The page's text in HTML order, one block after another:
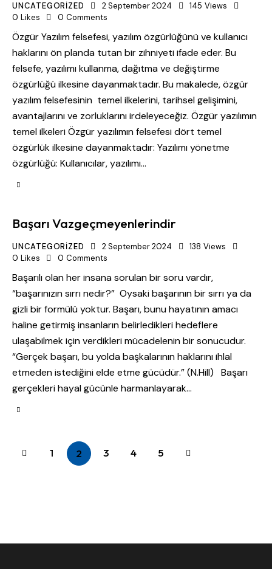
UNCATEGORIZED 2 September 2024 145 Views
0 Likes 0 Comments
Özgür Yazılım felsefesi, yazılım özgürlüğünü ve kullanıcı
haklarını ön planda tutan bir zihniyeti ifade eder. Bu
felsefe, yazılımı kullanma, dağıtma ve değiştirme
özgürlüğü ilkesine dayanmaktadır. Bu makalede, özgür
yazılım felsefesinin temel ilkelerini, tarihsel gelişimini,
avantajlarını ve zorluklarını irdeleyeceğiz. Özgür yazılımın
temel ilkeleri Özgür yazılımın felsefesi dört temel
özgürlük ilkesine dayanmaktadır: Yazılımı yönetme
özgürlüğü: Kullanıcılar, yazılımı…
Başarı Vazgeçmeyenlerindir
UNCATEGORIZED 2 September 2024 138 Views
0 Likes 0 Comments
Başarılı olan her insana sorulan bir soru vardır,
“başarınızın sırrı nedir?” Oysaki başarının bir sırrı ya da
gizli bir formülü yoktur. Başarı, bunu hayatının amacı
haline getirmiş insanların belirledikleri hedeflere
ulaşabilmek için verdikleri mücadelenin bir sonucudur.
“Gerçek başarı, bu yolda başkalarının haklarını ihlal
etmeden istediğini elde etme gücüdür.” (N.Hill) Başarı
gerçekleri hayal gücünle harmanlayarak…
1 2 3 4 5